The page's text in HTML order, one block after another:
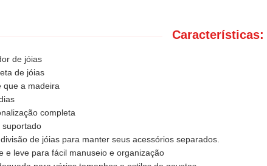
Características:
de jóias
de jóias
que a madeira
completa
suportado
de jóias para manter seus acessórios separados.
e leve para fácil manuseio e organização